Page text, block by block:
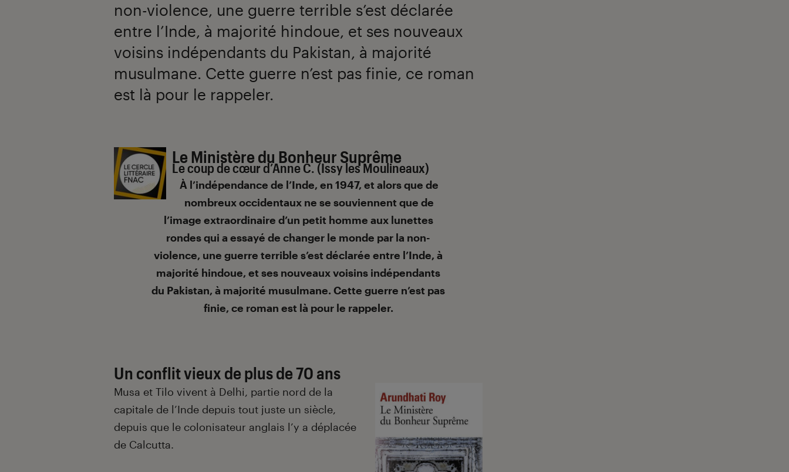
non-violence, une guerre terrible s’est déclarée
entre l’Inde, à majorité hindoue, et ses nouveaux
voisins indépendants du Pakistan, à majorité
musulmane. Cette guerre n’est pas finie, ce roman
est là pour le rappeler.
IntroductionLe Ministère du Bonheur Suprême
Le coup de cœur d’Anne C. (Issy les Moulineaux)
À l’indépendance de l’Inde, en 1947, et alors que de
nombreux occidentaux ne se souviennent que de
l’image extraordinaire d’un petit homme aux lunettes
rondes qui a essayé de changer le monde par la non-
violence, une guerre terrible s’est déclarée entre l’Inde, à
majorité hindoue, et ses nouveaux voisins indépendants
du Pakistan, à majorité musulmane. Cette guerre n’est pas
finie, ce roman est là pour le rappeler.
Un conflit vieux de plus de 70 ans
Musa et Tilo vivent à Delhi, partie nord de la
capitale de l’Inde depuis tout juste un siècle,
depuis que le colonisateur anglais l’y a déplacée
de Calcutta.